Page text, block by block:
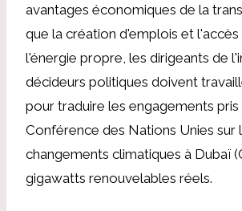
avantages économiques de la
que la création d'emplois et l'accès
l'énergie propre, les dirigeants de
décideurs politiques doivent
pour traduire les engagements
Conférence des Nations Unies sur
changements climatiques à Dubaï
gigawatts renouvelables réels.